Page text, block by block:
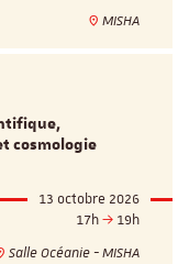
MISHA
cosmologie
13 octobre 2026
17h
19h
Salle Océanie - MISHA